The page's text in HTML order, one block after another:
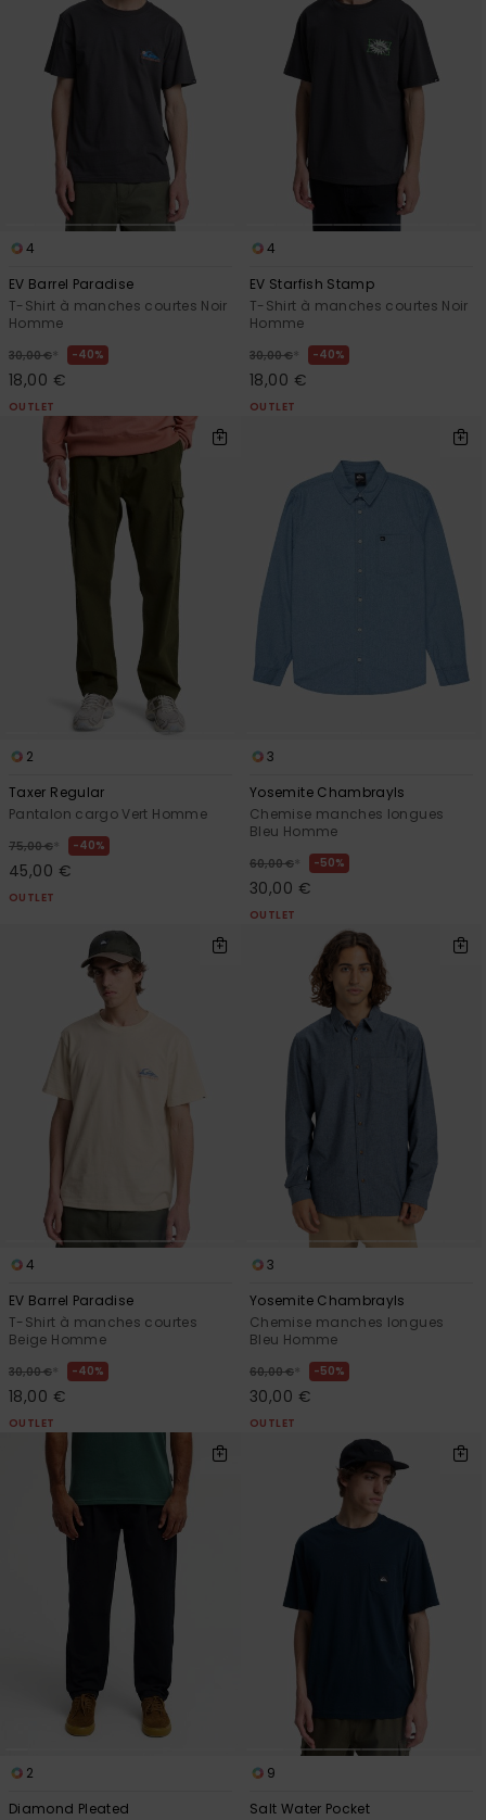
4
EV Barrel Paradise
T-Shirt à manches courtes Noir
Homme
30,00 € * 40%
18,00 €
OUTLET
4
EV Starfish Stamp
T-Shirt à manches courtes Noir
Homme
30,00 € * 40%
18,00 €
OUTLET
2
Taxer Regular
Pantalon cargo Vert Homme
75,00 € * 40%
45,00 €
OUTLET
3
Yosemite Chambrayls
Chemise manches longues
Bleu Homme
60,00 € * 50%
30,00 €
OUTLET
4
EV Barrel Paradise
T-Shirt à manches courtes
Beige Homme
30,00 € * 40%
18,00 €
OUTLET
3
Yosemite Chambrayls
Chemise manches longues
Bleu Homme
60,00 € * 50%
30,00 €
OUTLET
2
Diamond Pleated
9
Salt Water Pocket